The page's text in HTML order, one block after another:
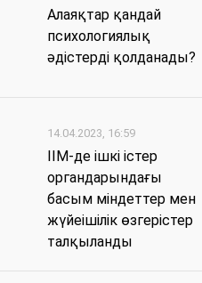
Алаяқтар қандай
психологиялық
әдістерді қолданады?
14.04.2023, 16:59
ІІМ-де ішкі істер
органдарындағы
басым міндеттер мен
жүйеішілік өзгерістер
талқыланды